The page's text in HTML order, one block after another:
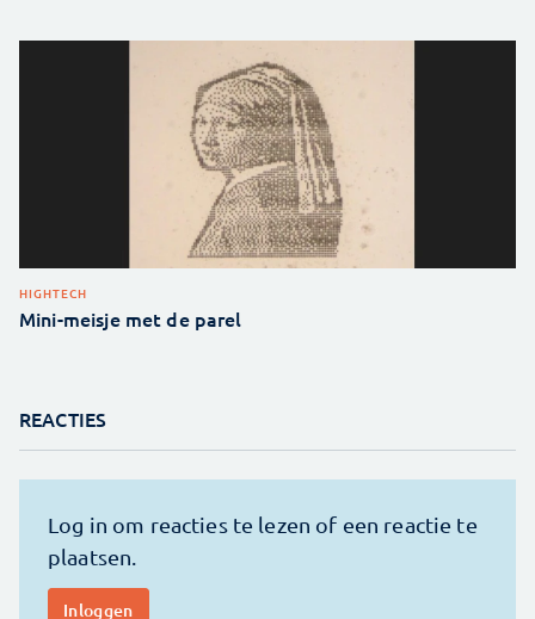
HIGHTECH
Mini-meisje met de parel
REACTIES